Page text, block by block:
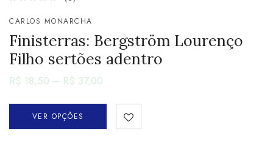
CARLOS MONARCHA
Finisterras: Bergström Lourenço
Filho sertões adentro
R$ 18,50 – R$ 37,00
VER OPÇÕES